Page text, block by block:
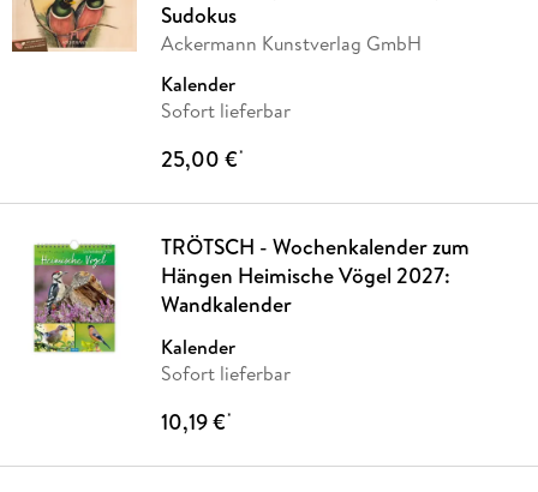
Sudokus
Ackermann Kunstverlag GmbH
Kalender
Sofort lieferbar
25,00 €*
TRÖTSCH - Wochenkalender zum
Hängen Heimische Vögel 2027:
Wandkalender
Kalender
Sofort lieferbar
10,19 €*